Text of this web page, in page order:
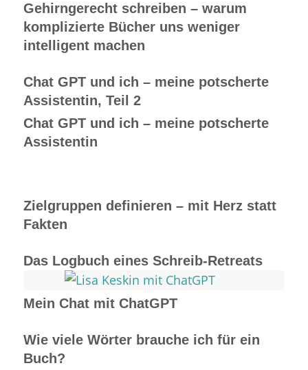
Gehirngerecht schreiben – warum
komplizierte Bücher uns weniger
intelligent machen
Chat GPT und ich – meine potscherte
Assistentin, Teil 2
Chat GPT und ich – meine potscherte
Assistentin
Zielgruppen definieren – mit Herz statt
Fakten
Das Logbuch eines Schreib-Retreats
Mein Chat mit ChatGPT
Wie viele Wörter brauche ich für ein
Buch?